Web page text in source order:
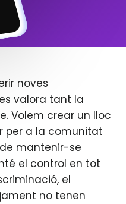
noves
valora tant la
Volem crear un lloc
per a la comunitat
de mantenir-se
el control en tot
el
no tenen